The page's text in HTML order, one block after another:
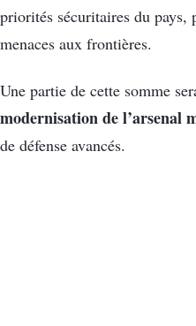
priorités sécuritaires du pays,
menaces aux frontières.
Une partie de cette somme
modernisation de l’arsenal
de défense avancés.